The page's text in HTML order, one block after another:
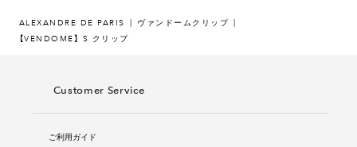
ALEXANDRE DE PARIS
ヴァンドームクリップ
【VENDOME】 S クリップ
Customer Service
ご利用ガイド